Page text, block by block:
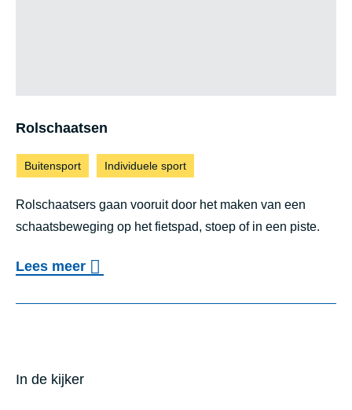
Rol­schaat­sen
Buitensport Individuele sport
Rolschaatsers gaan vooruit door het maken van een
schaatsbeweging op het fietspad, stoep of in een piste.
Lees meero
In de kijker